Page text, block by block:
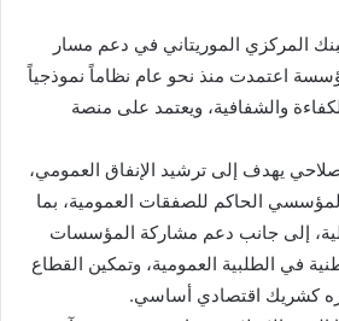
المركزي الموريتاني في دعم مسار
اعتمدت منذ نحو عام نظاماً نموذجياً
والشفافية، ويعتمد على منصة
يهدف إلى ترشيد الإنفاق العمومي،
الحاكم للصفقات العمومية، بما
إلى جانب دعم مشاركة المؤسسات
في الطلبية العمومية، وتمكين القطاع
كشريك اقتصادي أساسي.